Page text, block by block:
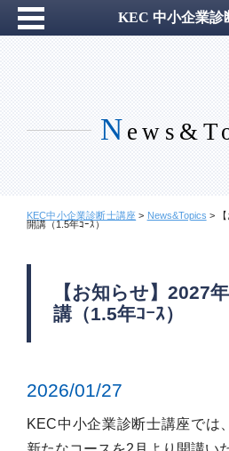
N
KEC中小企業診断士講座 > News&Topics >
開講（1.5年ｺｰｽ）
【お知らせ】2027
講（1.5年ｺｰｽ）
2026/01/27
KEC中小企業診断士講座では
KEC 中小企業診